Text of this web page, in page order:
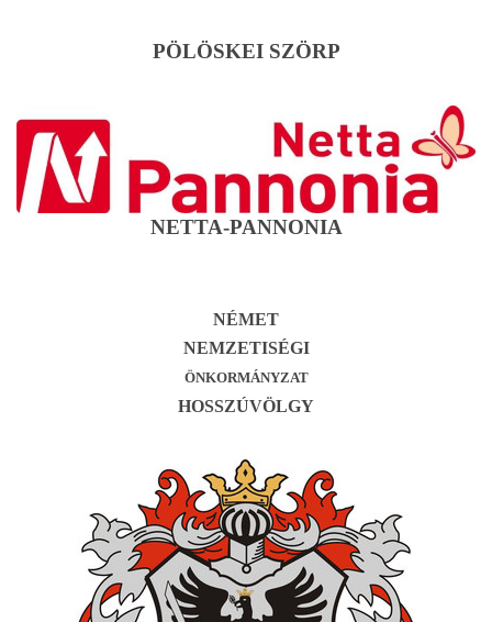
PÖLÖSKEI SZÖRP
NETTA-PANNONIA
NÉMET
NEMZETISÉGI
ÖNKORMÁNYZAT
HOSSZÚVÖLGY